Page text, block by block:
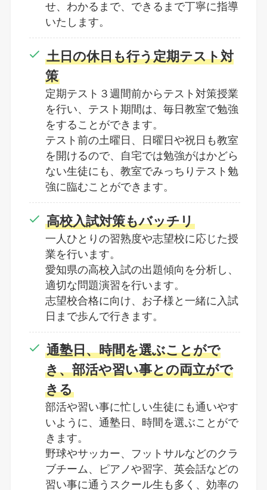
せ、わかるまで、できるまで丁寧に指導
いたします。
土日の休日も行う定期テスト対
策
定期テスト３週間前からテスト対策授業
を行い、テスト期間は、毎日教室で勉強
をすることができます。
テスト前の土曜日、日曜日や祝日も教室
を開けるので、自宅では勉強がはかどら
ない生徒にも、教室でみっちりテスト勉
強に臨むことができます。
高校入試対策もバッチリ
一人ひとりの習熟度や志望校に応じた授
業を行います。
愛知県の高校入試の出題傾向を分析し、
適切な問題演習を行います。
志望校合格に向け、お子様と一緒に入試
日まで歩んで行きます。
通塾日、時間を選ぶことがで
き、部活や習い事との両立がで
きる
部活や習い事に忙しい生徒にも通いやす
いように、通塾日、時間を選ぶことがで
きます。
野球やサッカー、フットサルなどのクラ
ブチーム、ピアノや習字、英会話などの
習い事に通うスクール生も多く、効率の